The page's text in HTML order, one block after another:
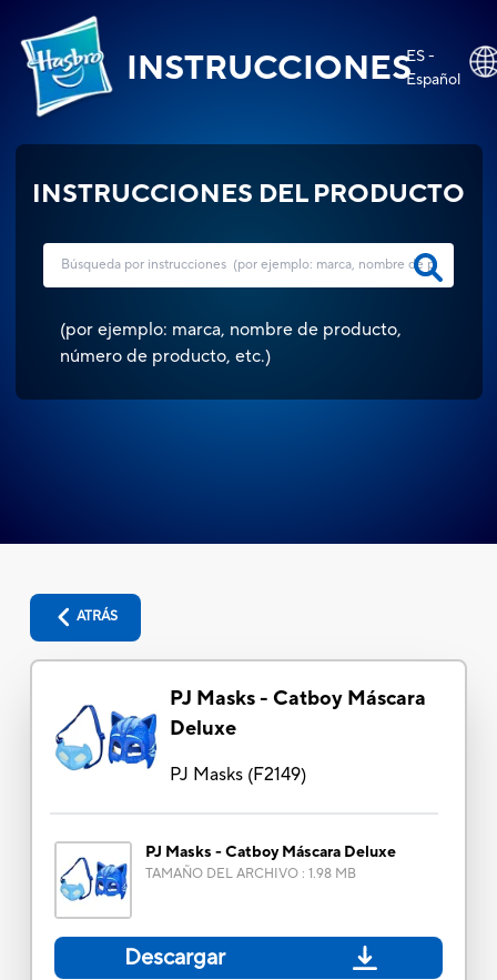
INSTRUCCIONESES -
Español
INSTRUCCIONES DEL PRODUCTO
(por ejemplo: marca, nombre de producto,
número de producto, etc.)
ATRÁS
PJ Masks - Catboy Máscara
Deluxe
PJ Masks(F2149)
PJ Masks - Catboy Máscara Deluxe
TAMAÑO DEL ARCHIVO: 1.98 MB
Descargar